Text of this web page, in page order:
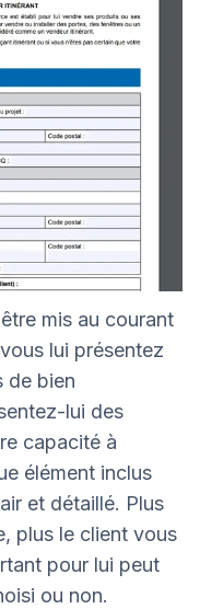
mis au courant
lui présentez
de bien
lui des
capacité à
élément inclus
et détaillé. Plus
plus le client vous
pour lui peut
ou non.